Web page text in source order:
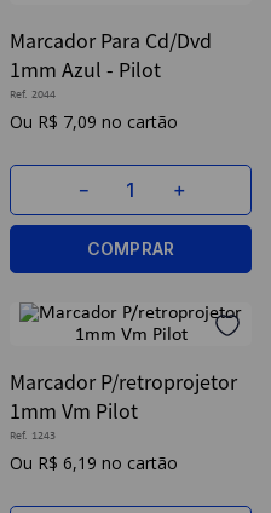
Marcador Para Cd/Dvd
1mm Azul - Pilot
Ref. 2044
R$ 7,09
＋
－
COMPRAR
Marcador P/retroprojetor
1mm Vm Pilot
Ref. 1243
R$ 6,19
9º
borracha
10º fita